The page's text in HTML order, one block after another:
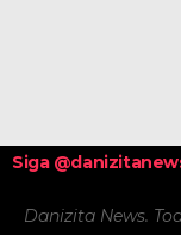
Siga
Danizita News.